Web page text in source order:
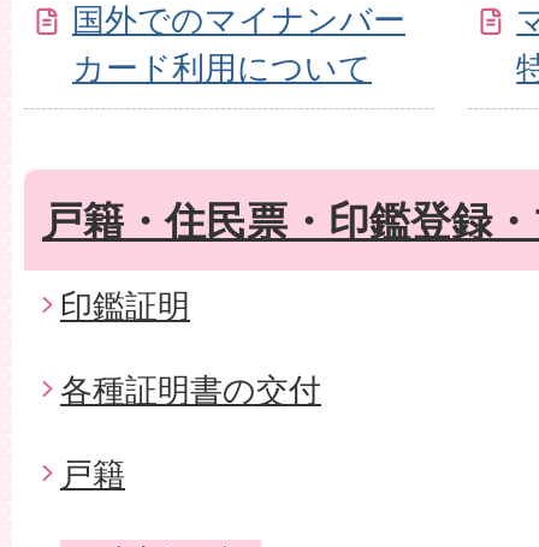
国外でのマイナンバー
カード利用について
戸籍・住民票・印鑑登録
印鑑証明
各種証明書の交付
戸籍